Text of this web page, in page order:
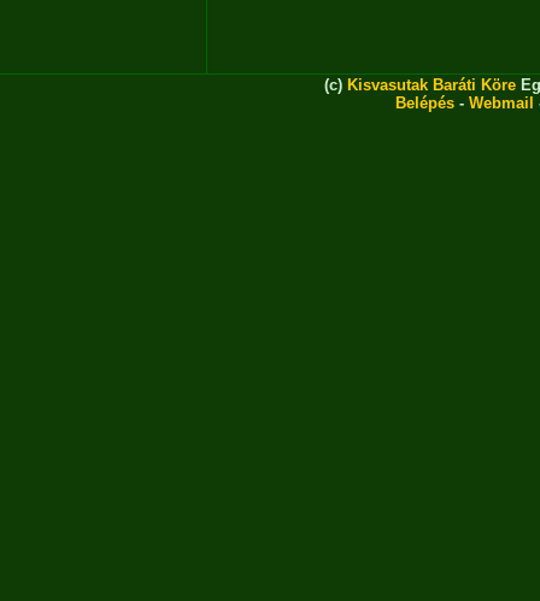
(c) Kisvasutak Baráti Köre
Belépés - Webmail